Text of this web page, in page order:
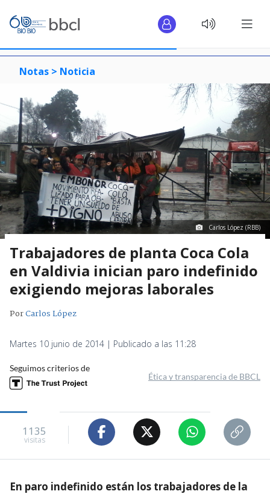
Notas > Noticia
Carlos López (RBB)
Trabajadores de planta Coca Cola
en Valdivia inician paro indefinido
exigiendo mejoras laborales
PorCarlos López
Martes 10 junio de 2014 | Publicado a las 11:28
Seguimos criterios de
Ética y transparencia de BBCL
1135
visitas
En paro indefinido están los trabajadores de la